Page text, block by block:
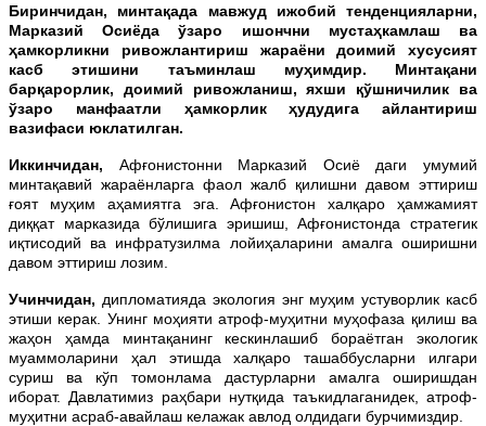
Биринчидан, минтақада мавжуд ижобий тенденцияларни,
Марказий Осиёда ўзаро ишончни мустаҳкамлаш ва
ҳамкорликни ривожлантириш жараёни доимий хусусият
касб этишини таъминлаш муҳимдир. Минтақани
барқарорлик, доимий ривожланиш, яхши қўшничилик ва
ўзаро манфаатли ҳамкорлик ҳудудига айлантириш
вазифаси юклатилган.
Иккинчидан, Афғонистонни Марказий Осиё даги умумий
минтақавий жараёнларга фаол жалб қилишни давом эттириш
ғоят муҳим аҳамиятга эга. Афғонистон халқаро ҳамжамият
диққат марказида бўлишига эришиш, Афғонистонда стратегик
иқтисодий ва инфратузилма лойиҳаларини амалга оширишни
давом эттириш лозим.
Учинчидан, дипломатияда экология энг муҳим устуворлик касб
этиши керак. Унинг моҳияти атроф-муҳитни муҳофаза қилиш ва
жаҳон ҳамда минтақанинг кескинлашиб бораётган экологик
муаммоларини ҳал этишда халқаро ташаббусларни илгари
суриш ва кўп томонлама дастурларни амалга оширишдан
иборат. Давлатимиз раҳбари нутқида таъкидлаганидек, атроф-
муҳитни асраб-авайлаш келажак авлод олдидаги бурчимиздир.